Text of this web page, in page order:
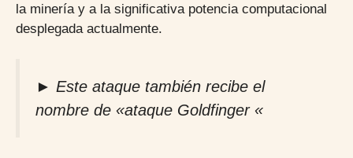
la minería y a la significativa potencia computacional
desplegada actualmente.
► Este ataque también recibe el
nombre de «ataque Goldfinger «